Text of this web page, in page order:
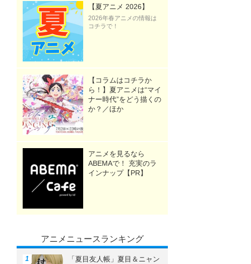
【夏アニメ 2026】
2026年春アニメの情報は
コチラで！
【コラムはコチラか
ら！】夏アニメは“マイ
ナー時代”をどう描くの
か？／ほか
アニメを見るなら
ABEMAで！ 充実のラ
インナップ【PR】
アニメニュースランキング
「夏目友人帳」夏目＆ニャン